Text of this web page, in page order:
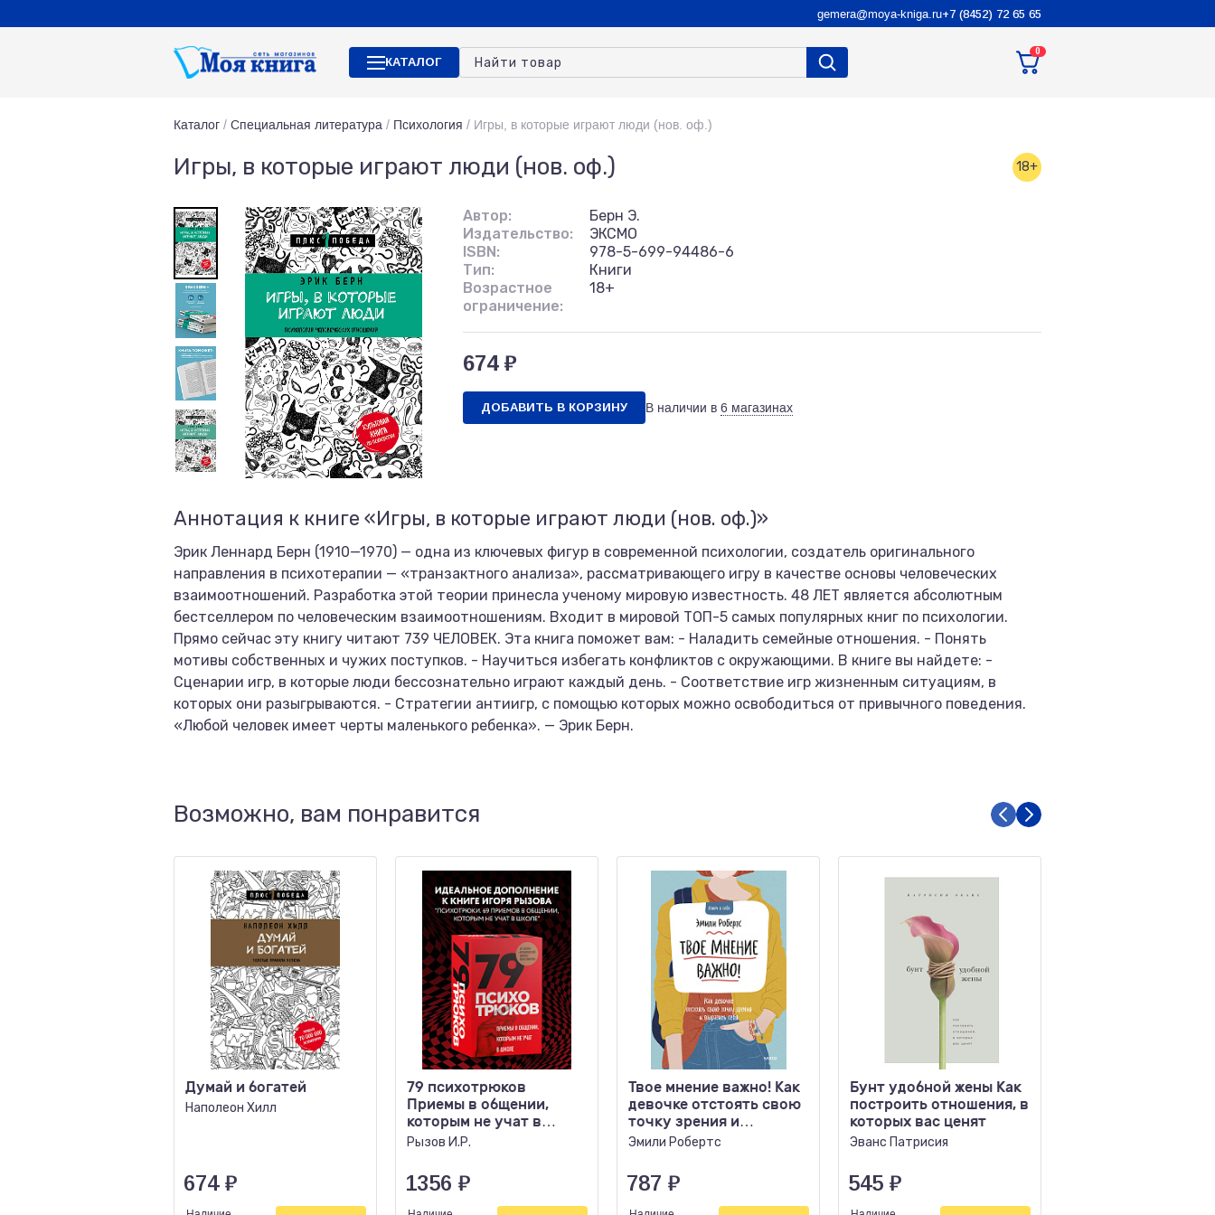
gemera@moya-kniga.ru+7 (8452) 72 65 65
КАТАЛОГ
0
Каталог / Специальная литература / Психология / Игры, в которые играют люди (нов. оф.)
Игры, в которые играют люди (нов. оф.) 18+
Автор:
Берн Э.
Издательство:
ЭКСМО
ISBN:
978-5-699-94486-6
Тип:
Книги
Возрастное
ограничение:
18+
674 ₽
ДОБАВИТЬ В КОРЗИНУ В наличии в 6 магазинах
Аннотация к книге «Игры, в которые играют люди (нов. оф.)»
Эрик Леннард Берн (1910—1970) — одна из ключевых фигур в современной психологии, создатель оригинального
направления в психотерапии — «транзактного анализа», рассматривающего игру в качестве основы человеческих
взаимоотношений. Разработка этой теории принесла ученому мировую известность. 48 ЛЕТ является абсолютным
бестселлером по человеческим взаимоотношениям. Входит в мировой ТОП-5 самых популярных книг по психологии.
Прямо сейчас эту книгу читают 739 ЧЕЛОВЕК. Эта книга поможет вам: - Наладить семейные отношения. - Понять
мотивы собственных и чужих поступков. - Научиться избегать конфликтов с окружающими. В книге вы найдете: -
Сценарии игр, в которые люди бессознательно играют каждый день. - Соответствие игр жизненным ситуациям, в
которых они разыгрываются. - Стратегии антиигр, с помощью которых можно освободиться от привычного поведения.
«Любой человек имеет черты маленького ребенка». — Эрик Берн.
Возможно, вам понравится
Думай и богатей
Наполеон Хилл
674 ₽
79 психотрюков
Приемы в общении,
которым не учат в
школе
Рызов И.Р.
1356 ₽
Твое мнение важно! Как
девочке отстоять свою
точку зрения и
выразить себя
Эмили Робертс
787 ₽
Бунт удобной жены Как
построить отношения, в
которых вас ценят
Эванс Патрисия
545 ₽